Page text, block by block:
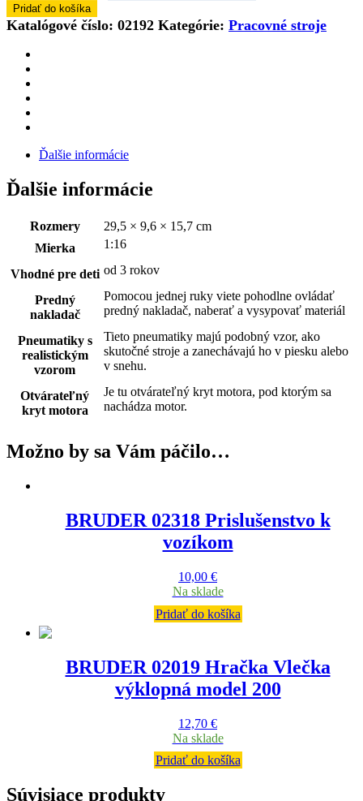
Pridať do košíka
Katalógové číslo: 02192 Kategórie: Pracovné stroje
Ďalšie informácie
Ďalšie informácie
Rozmery
29,5 × 9,6 × 15,7 cm
Mierka
1:16
Vhodné pre deti od 3 rokov
Predný
nakladač
Pomocou jednej ruky viete pohodlne ovládať
predný nakladač, naberať a vysypovať materiál
Pneumatiky s
realistickým
vzorom
Tieto pneumatiky majú podobný vzor, ako
skutočné stroje a zanechávajú ho v piesku alebo
v snehu.
Otvárateľný
kryt motora
Je tu otvárateľný kryt motora, pod ktorým sa
nachádza motor.
Možno by sa Vám páčilo…
BRUDER 02318 Prislušenstvo k
vozíkom
10,00 €
Na sklade
Pridať do košíka
BRUDER 02019 Hračka Vlečka
výklopná model 200
12,70 €
Na sklade
Pridať do košíka
Súvisiace produkty